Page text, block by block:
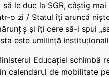
să le duc la SGR, câștig mai
o zi / Statul îți aruncă
și îți cere să-i spui
este umilință
Educației schimbă
calendarul de mobilitate